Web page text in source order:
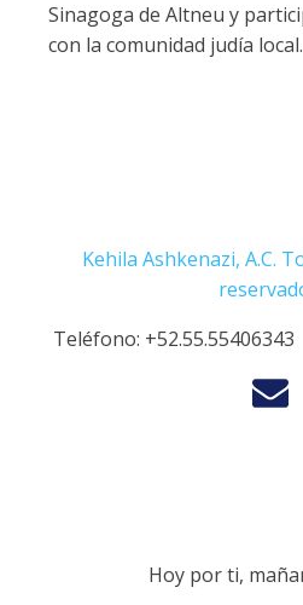
Sinagoga de Altneu y
con la comunidad judía local.
Kehila Ashkenazi, A.C.
Teléfono: +52.55.55406343
Hoy por ti,